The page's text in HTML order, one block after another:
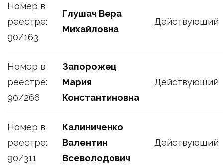
Номер в
реестре:
90/163
Глушач Вера
Михайловна
Действующий
Номер в
реестре:
90/266
Запорожец
Мария
Константиновна
Действующий
Номер в
реестре:
90/311
Калиниченко
Валентин
Всеволодович
Действующий